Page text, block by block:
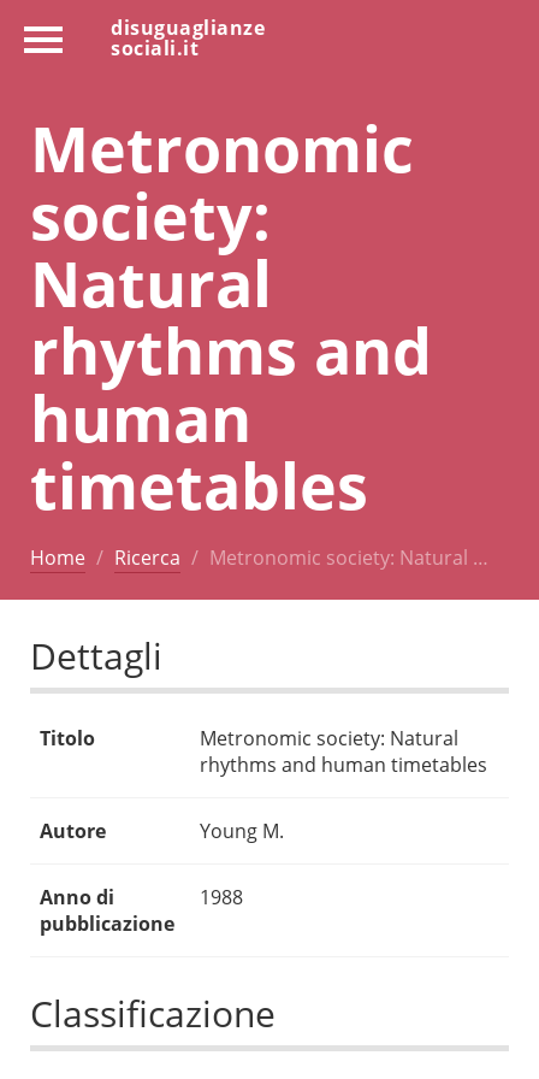
disuguaglianze
sociali.it
Metronomic
society:
Natural
rhythms and
human
timetables
Home Ricerca Metronomic society: Natural …
Dettagli
Titolo
Metronomic society: Natural
rhythms and human timetables
Autore Young M.
Anno di
pubblicazione
1988
Classificazione